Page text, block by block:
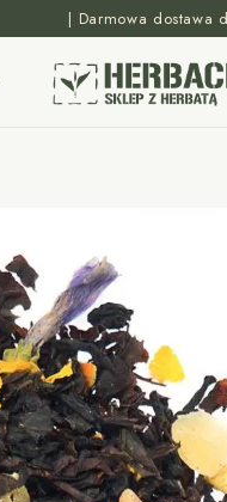
| Darmowa dostawa